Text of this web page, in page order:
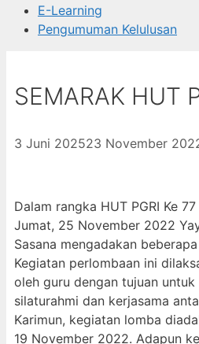
E-Learning
Pengumuman Kelulusan
SEMARAK HUT
3 Juni 202523 November
Dalam rangka HUT PGRI Ke
Jumat, 25 November 2022
Sasana mengadakan
Kegiatan perlombaan ini
oleh guru dengan tujuan
silaturahmi dan kerjasama
Karimun, kegiatan lomba
19 November 2022. Adapun